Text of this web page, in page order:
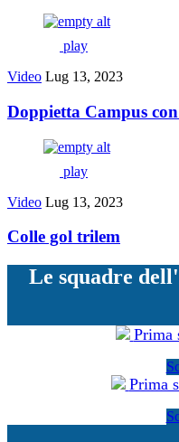
play
Video Lug 13, 2023
Doppietta Campus
play
Video Lug 13, 2023
Colle gol trilem
Le squadre
Prima
Prima